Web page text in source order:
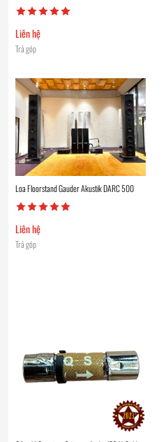
Liên hệ
Trả góp
Loa Floorstand Gauder Akustik DARC 500
Liên hệ
Trả góp